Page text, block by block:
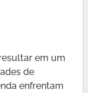
em um
de
enfrentam